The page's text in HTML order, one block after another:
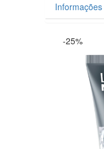
Informações
-25%